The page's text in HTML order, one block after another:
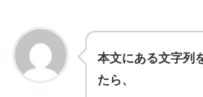
本文にある文字列
たら、